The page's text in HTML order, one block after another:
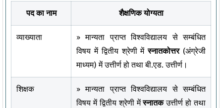
पद का नाम शैक्षणिक योग्यता
व्याख्याता
» मान्यता प्राप्त विश्वविद्यालय से सम्बंधित
विषय में द्वितीय श्रेणी मेंस्नातकोत्तर (अंग्रेजी
माध्यम) में उत्तीर्ण हो तथा बी.एड. उत्तीर्ण।
शिक्षक
» मान्यता प्राप्त विश्वविद्यालय से सम्बंधित
विषय में द्वितीय श्रेणी मेंस्नातकउत्तीर्ण हो तथा